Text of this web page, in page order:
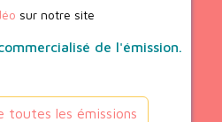
sur notre site
de l'émission.
toutes les émissions